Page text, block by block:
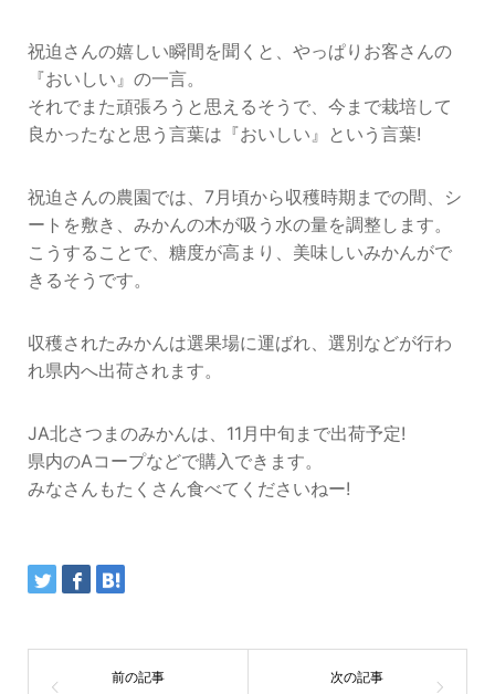
祝迫さんの嬉しい瞬間を聞くと、やっぱりお客さんの
『おいしい』の一言。
それでまた頑張ろうと思えるそうで、今まで栽培して
良かったなと思う言葉は『おいしい』という言葉!
祝迫さんの農園では、7月頃から収穫時期までの間、シ
ートを敷き、みかんの木が吸う水の量を調整します。
こうすることで、糖度が高まり、美味しいみかんがで
きるそうです。
収穫されたみかんは選果場に運ばれ、選別などが行わ
れ県内へ出荷されます。
JA北さつまのみかんは、11月中旬まで出荷予定!
県内のAコープなどで購入できます。
みなさんもたくさん食べてくださいねー!